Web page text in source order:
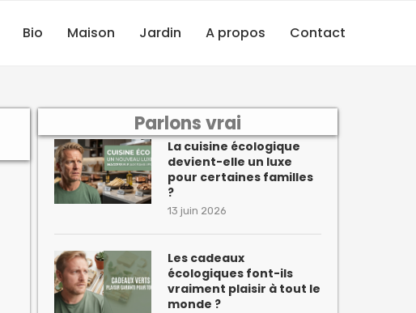
Bio Maison Jardin A propos Contact
Parlons vrai
La cuisine écologique
devient-elle un luxe
pour certaines familles
?
13 juin 2026
Les cadeaux
écologiques font-ils
vraiment plaisir à tout le
monde ?